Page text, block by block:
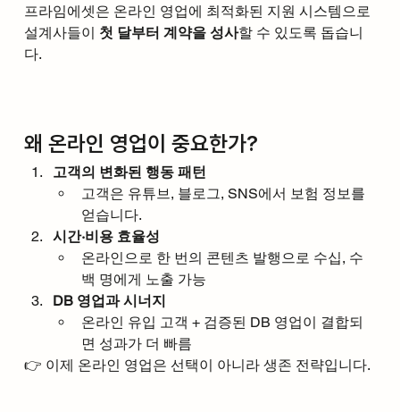
프라임에셋은 온라인 영업에 최적화된 지원 시스템으로
설계사들이 첫 달부터 계약을 성사할 수 있도록 돕습니
다.
왜 온라인 영업이 중요한가?
고객의 변화된 행동 패턴
고객은 유튜브, 블로그, SNS에서 보험 정보를
얻습니다.
시간·비용 효율성
온라인으로 한 번의 콘텐츠 발행으로 수십, 수
백 명에게 노출 가능
DB 영업과 시너지
온라인 유입 고객 + 검증된 DB 영업이 결합되
면 성과가 더 빠름
👉 이제 온라인 영업은 선택이 아니라 생존 전략입니다.